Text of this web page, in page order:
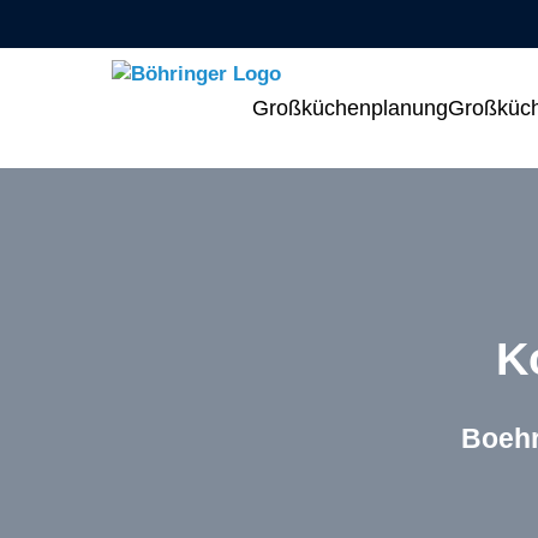
Menü überspringen
Großküchenplanung
Zeige Menü-Unterpunkte
Zeige